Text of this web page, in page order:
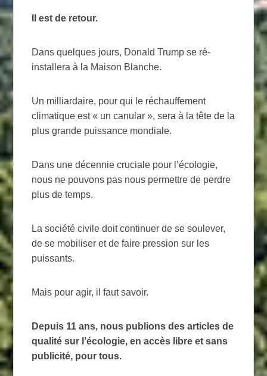
Il est de retour.
Dans quelques jours, Donald Trump se ré-
installera à la Maison Blanche.
Un milliardaire, pour qui le réchauffement
climatique est « un canular », sera à la tête de la
plus grande puissance mondiale.
Dans une décennie cruciale pour l’écologie,
nous ne pouvons pas nous permettre de perdre
plus de temps.
La société civile doit continuer de se soulever,
de se mobiliser et de faire pression sur les
puissants.
Mais pour agir, il faut savoir.
Depuis 11 ans, nous publions des articles de
qualité sur l’écologie, en accès libre et sans
publicité, pour tous.